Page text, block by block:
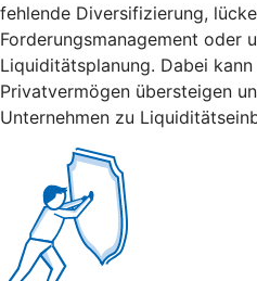
fehlende Diversifizierung,
Forderungsmanagement oder
Liquiditätsplanung. Dabei
Privatvermögen übersteigen
Unternehmen zu